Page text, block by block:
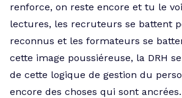
renforce, on reste encore et tu le
lectures, les recruteurs se battent
reconnus et les formateurs se
cette image poussiéreuse, la DRH
de cette logique de gestion du
encore des choses qui sont